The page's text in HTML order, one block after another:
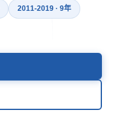
2011-2019 · 9年